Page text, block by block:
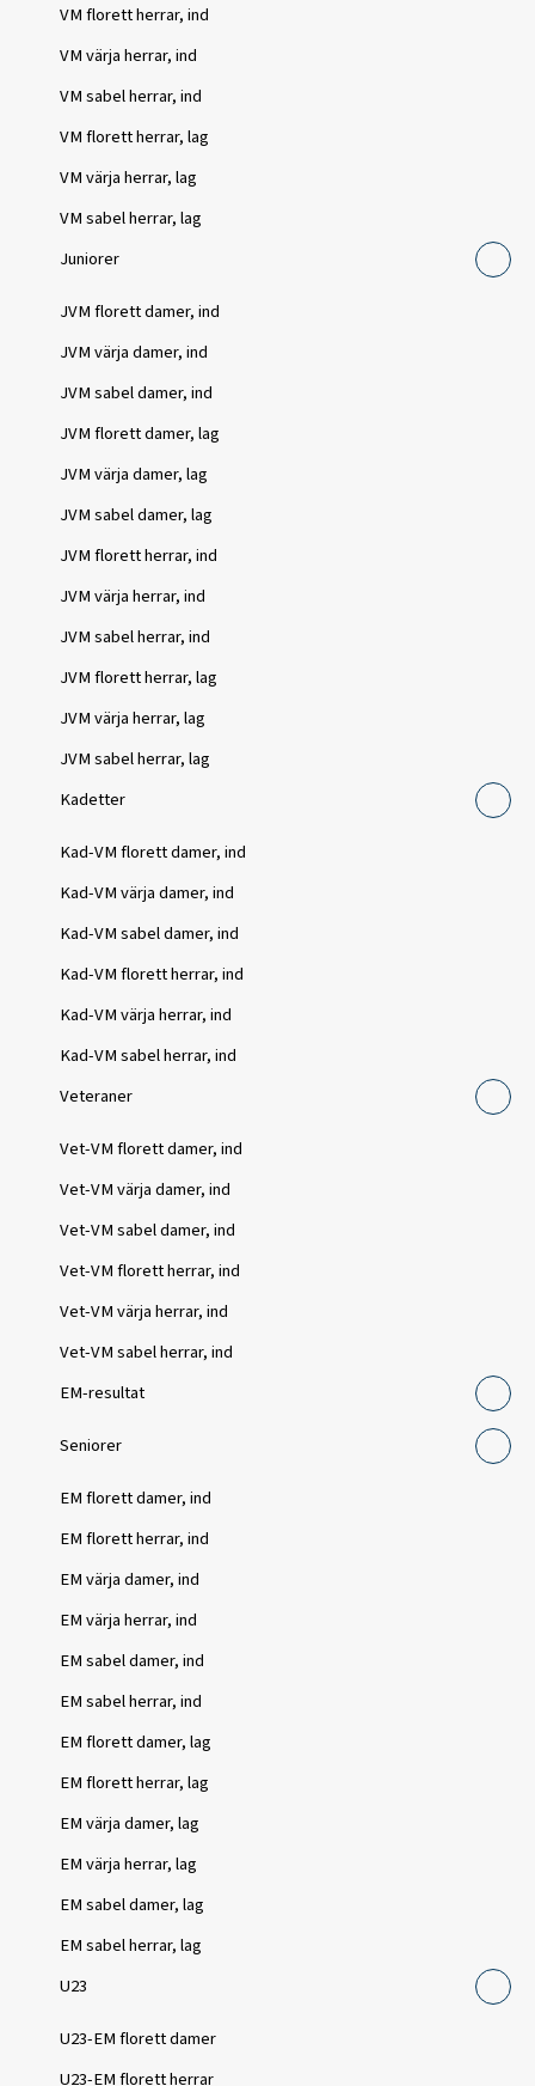
VM florett herrar, ind
VM värja herrar, ind
VM sabel herrar, ind
VM florett herrar, lag
VM värja herrar, lag
VM sabel herrar, lag
Juniorer
JVM florett damer, ind
JVM värja damer, ind
JVM sabel damer, ind
JVM florett damer, lag
JVM värja damer, lag
JVM sabel damer, lag
JVM florett herrar, ind
JVM värja herrar, ind
JVM sabel herrar, ind
JVM florett herrar, lag
JVM värja herrar, lag
JVM sabel herrar, lag
Kadetter
Kad-VM florett damer, ind
Kad-VM värja damer, ind
Kad-VM sabel damer, ind
Kad-VM florett herrar, ind
Kad-VM värja herrar, ind
Kad-VM sabel herrar, ind
Veteraner
Vet-VM florett damer, ind
Vet-VM värja damer, ind
Vet-VM sabel damer, ind
Vet-VM florett herrar, ind
Vet-VM värja herrar, ind
Vet-VM sabel herrar, ind
EM-resultat
Seniorer
EM florett damer, ind
EM florett herrar, ind
EM värja damer, ind
EM värja herrar, ind
EM sabel damer, ind
EM sabel herrar, ind
EM florett damer, lag
EM florett herrar, lag
EM värja damer, lag
EM värja herrar, lag
EM sabel damer, lag
EM sabel herrar, lag
U23
U23-EM florett damer
U23-EM florett herrar